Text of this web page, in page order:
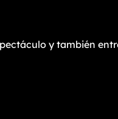
y también